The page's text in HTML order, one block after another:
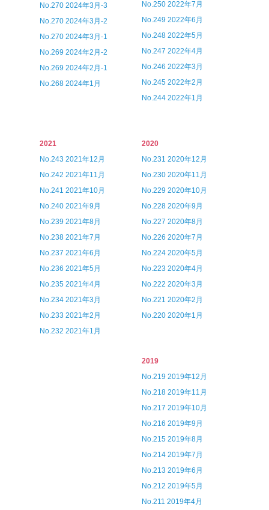
No.270 2024年3月-3
No.270 2024年3月-2
No.270 2024年3月-1
No.269 2024年2月-2
No.269 2024年2月-1
No.268 2024年1月
No.250 2022年7月
No.249 2022年6月
No.248 2022年5月
No.247 2022年4月
No.246 2022年3月
No.245 2022年2月
No.244 2022年1月
2021
No.243 2021年12月
No.242 2021年11月
No.241 2021年10月
No.240 2021年9月
No.239 2021年8月
No.238 2021年7月
No.237 2021年6月
No.236 2021年5月
No.235 2021年4月
No.234 2021年3月
No.233 2021年2月
No.232 2021年1月
2020
No.231 2020年12月
No.230 2020年11月
No.229 2020年10月
No.228 2020年9月
No.227 2020年8月
No.226 2020年7月
No.224 2020年5月
No.223 2020年4月
No.222 2020年3月
No.221 2020年2月
No.220 2020年1月
2019
No.219 2019年12月
No.218 2019年11月
No.217 2019年10月
No.216 2019年9月
No.215 2019年8月
No.214 2019年7月
No.213 2019年6月
No.212 2019年5月
No.211 2019年4月